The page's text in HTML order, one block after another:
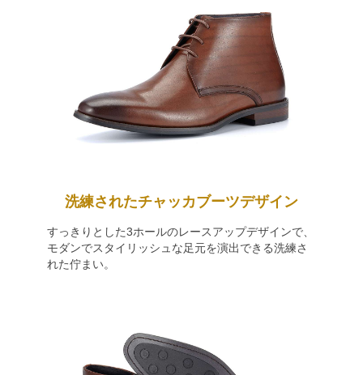
洗練されたチャッカブーツデザイン
すっきりとした3ホールのレースアップデザインで、
モダンでスタイリッシュな足元を演出できる洗練さ
れた佇まい。